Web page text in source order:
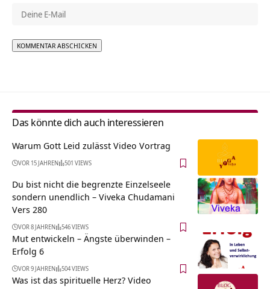
Das könnte dich auch interessieren
Warum Gott Leid zulässt Video Vortrag
VOR 15 JAHREN 501 VIEWS
Du bist nicht die begrenzte Einzelseele
sondern unendlich – Viveka Chudamani
Vers 280
VOR 8 JAHREN 546 VIEWS
Mut entwickeln – Ängste überwinden –
Erfolg 6
VOR 9 JAHREN 504 VIEWS
Was ist das spirituelle Herz? Video